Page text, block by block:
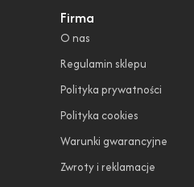
Firma
O nas
Regulamin sklepu
Polityka prywatności
Polityka cookies
Warunki gwarancyjne
Zwroty i reklamacje